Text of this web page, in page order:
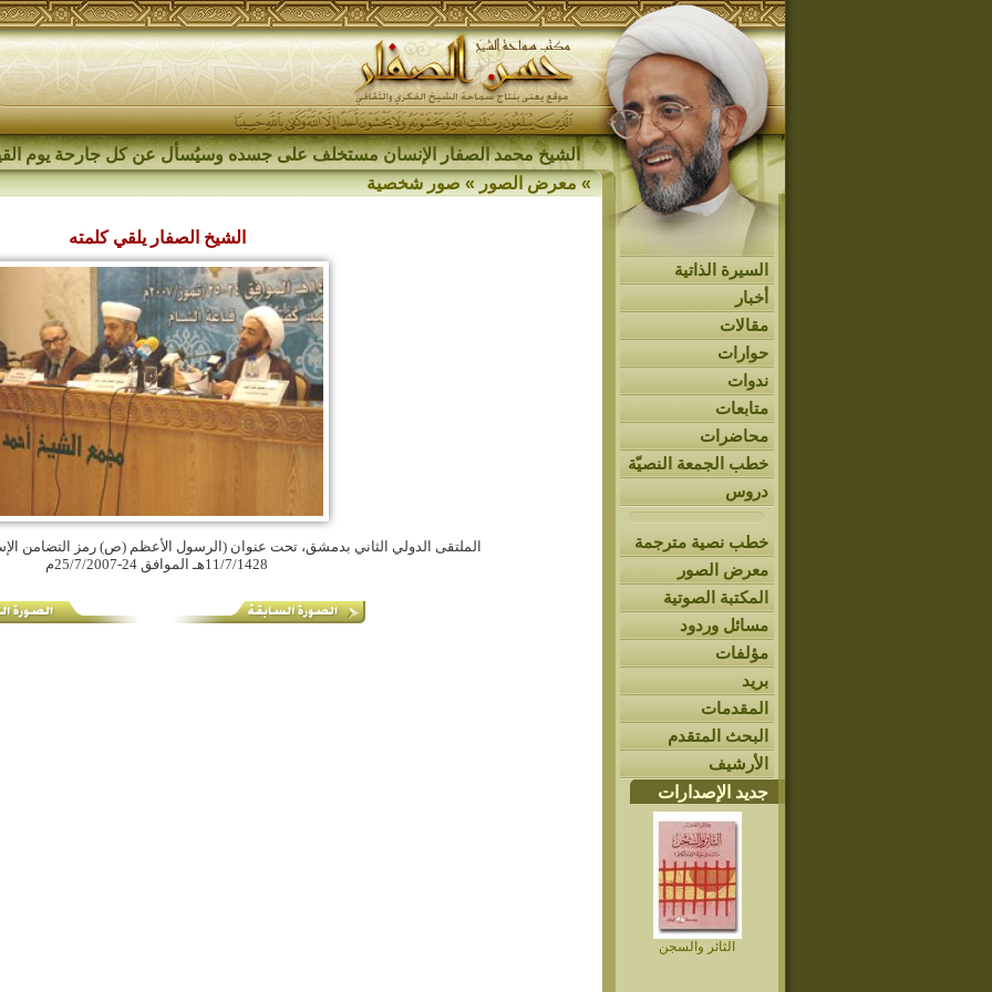
الشيخ محمد الصفار الإنسان مستخلف على جسده وسيُسأل عن كل جارحة يوم
السيرة الذاتية
أخبار
مقالات
حوارات
ندوات
متابعات
محاضرات
خطب الجمعة النصيّة
دروس
خطب نصية مترجمة
معرض الصور
المكتبة الصوتية
مسائل وردود
مؤلفات
بريد
المقدمات
البحث المتقدم
الأرشيف
جديد الإصدارات
الثائر والسجن
»معرض الصور»صور شخصية
الشيخ الصفار يلقي كلمته
11/7/1428هـ الموافق 24-25/7/2007م